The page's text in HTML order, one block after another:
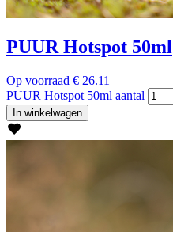
PUUR Hotspot 50ml
Op voorraad € 26.11
PUUR Hotspot 50ml aantal
In winkelwagen